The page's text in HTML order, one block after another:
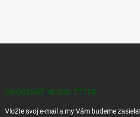
ODOBERAŤ NEWSLETTER
Vložte svoj e-mail a my Vám budeme